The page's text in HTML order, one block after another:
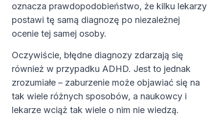
oznacza prawdopodobieństwo, że kilku lekarzy
postawi tę samą diagnozę po niezależnej
ocenie tej samej osoby.
Oczywiście, błędne diagnozy zdarzają się
również w przypadku ADHD. Jest to jednak
zrozumiałe – zaburzenie może objawiać się na
tak wiele różnych sposobów, a naukowcy i
lekarze wciąż tak wiele o nim nie wiedzą.